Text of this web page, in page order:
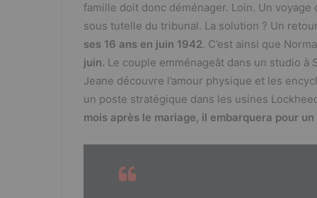
famille doit donc déménager. Loin. Un
sous tutelle du tribunal. La solution ? Un
ses 16 ans en juin 1942. C’est ainsi que
juin. Le couple emménageât dans un studio à
Jeane découvre l’amour physique et les
un poste stratégique dans les usines
mois après le mariage, il embarquera pour un